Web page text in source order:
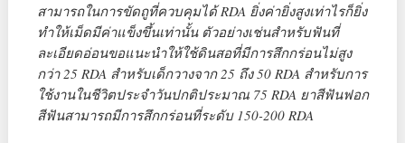
สามารถในการขัดถูที่ควบคุมได้ RDA ยิ่งค่ายิ่งสูงเท่าไรก็ยิ่ง
ทำให้เม็ดมีค่าแข็งขึ้นเท่านั้น ตัวอย่างเช่นสำหรับฟันที่
ละเอียดอ่อนขอแนะนำให้ใช้ดินสอที่มีการสึกกร่อนไม่สูง
กว่า 25 RDA สำหรับเด็กวางจาก 25 ถึง 50 RDA สำหรับการ
ใช้งานในชีวิตประจำวันปกติประมาณ 75 RDA ยาสีฟันฟอก
สีฟันสามารถมีการสึกกร่อนที่ระดับ 150-200 RDA